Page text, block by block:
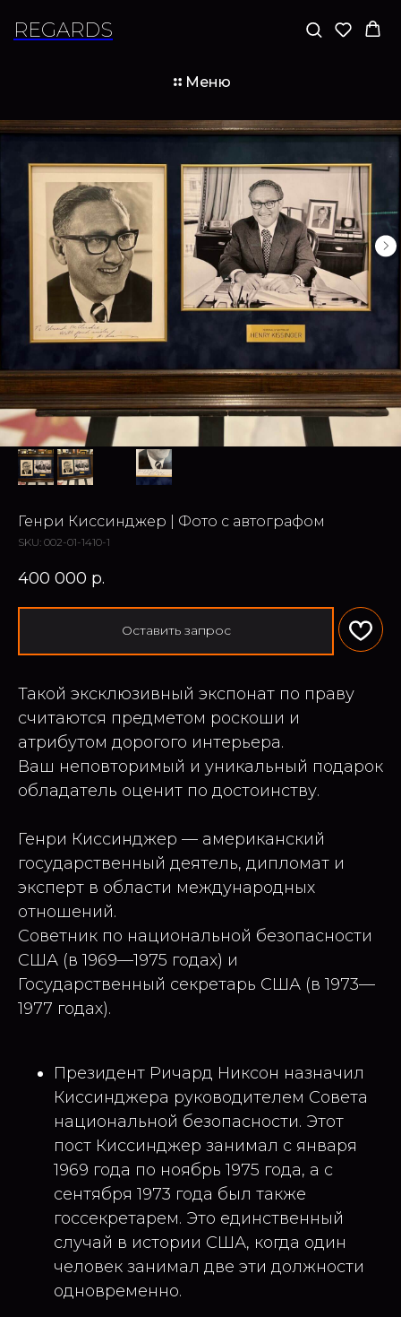
REGARDS
Меню
Генри Киссинджер | Фото с автографом
SKU: 002-01-1410-1
400 000 р.
Оставить запрос
Такой эксклюзивный экспонат по праву
считаются предметом роскоши и
атрибутом дорогого интерьера.
Ваш неповторимый и уникальный подарок
обладатель оценит по достоинству.
Генри Киссинджер — американский
государственный деятель, дипломат и
эксперт в области международных
отношений.
Советник по национальной безопасности
США (в 1969—1975 годах) и
Государственный секретарь США (в 1973—
1977 годах).
Президент Ричард Никсон назначил
Киссинджера руководителем Совета
национальной безопасности. Этот
пост Киссинджер занимал с января
1969 года по ноябрь 1975 года, а с
сентября 1973 года был также
госсекретарем. Это единственный
случай в истории США, когда один
человек занимал две эти должности
одновременно.